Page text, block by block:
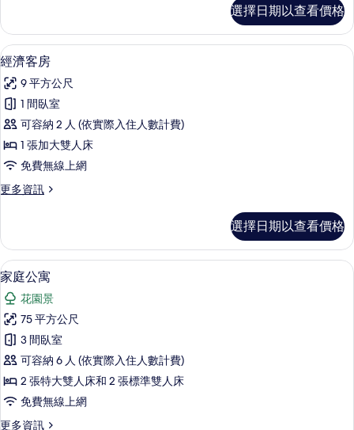
片
山
景
的
情
選擇日期以查看價格
顯
示
經
濟
客
房
所
相
片
經濟客房 | 低過敏寢具、書桌、熨斗/
3
經濟客房
9 平方公尺
1 間臥室
可容納 2 人 (依實際入住人數計費)
1 張加大雙人床
免費無線上網
更多資訊
更
客
房
的
詳
情
選擇日期以查看價格
顯
示
家
庭
公
寓
的
家庭公寓 | 低過敏寢具、書桌、熨斗/
19
家庭公寓
花園景
75 平方公尺
3 間臥室
可容納 6 人 (依實際入住人數計費)
2 張特大雙人床和 2 張標準雙人床
免費無線上網
更多資訊
更